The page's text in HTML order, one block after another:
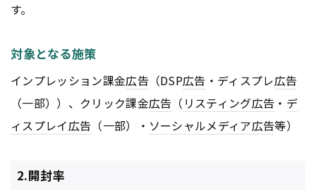
す。
対象となる施策
インプレッション課金広告 （DSP広告 ・ディスプレ広告
（一部））、クリック課金広告 （ リスティング広告 ・ デ
ィスプレイ広告 （一部）・ ソーシャルメディア広告等）
2.開封率